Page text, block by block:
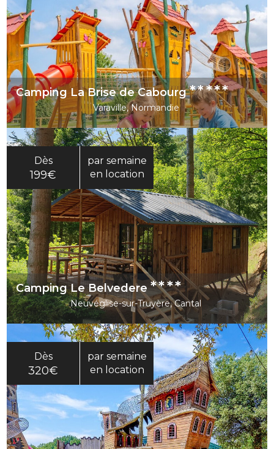
Camping La Brise de Cabourg*****
Varaville, Normandie
Dès
199€
par semaine
en location
Camping Le Belvedere****
Neuvéglise-sur-Truyère, Cantal
Dès
320€
par semaine
en location